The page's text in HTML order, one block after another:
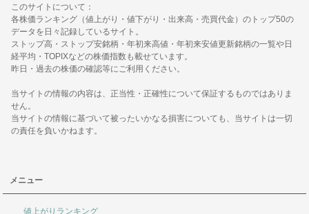
このサイトについて：
各株価ランキング（値上がり・値下がり・出来高・売買代金）のトップ50の
データを日々記録しているサイト。
ストップ高・ストップ安銘柄・年初来高値・年初来安値更新銘柄の一覧や日
経平均・TOPIXなどの株価指数も載せています。
昨日・過去の株価の確認等にご利用ください。
当サイトの情報の内容は、正当性・正確性について保証するものではありま
せん。
当サイトの情報に基づいて被ったいかなる損害についても、当サイトは一切
の責任を負いかねます。
メニュー
値上がりランキング